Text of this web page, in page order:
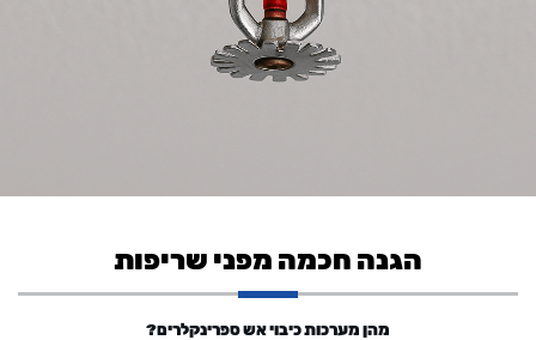
הגנה חכמה מפני שריפות
מהן מערכות כיבוי אש ספרינקלרים?